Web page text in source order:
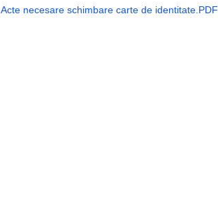
Acte necesare schimbare carte de identitate.PDF